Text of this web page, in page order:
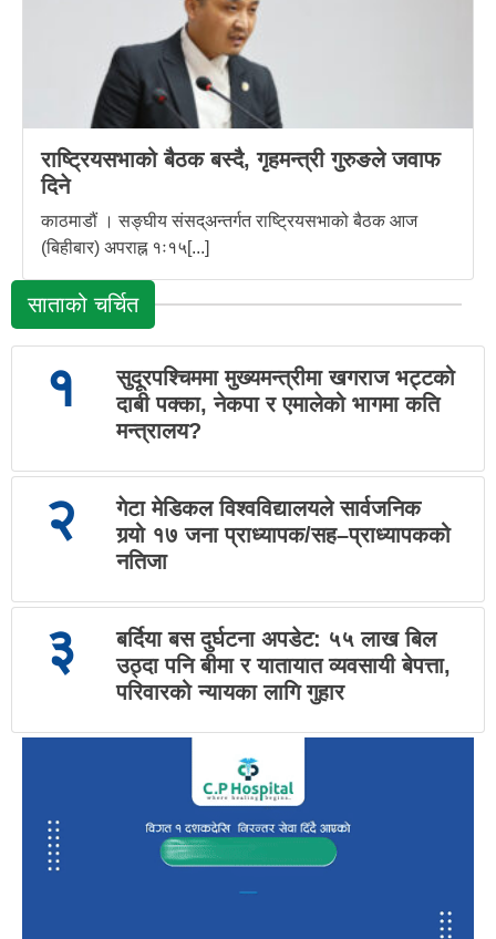
राष्ट्रियसभाको बैठक बस्दै, गृहमन्त्री गुरुङले जवाफ
दिने
काठमाडौं । सङ्घीय संसद्अन्तर्गत राष्ट्रियसभाको बैठक आज
(बिहीबार) अपराह्न १ः१५[...]
साताको चर्चित
१
सुदूरपश्चिममा मुख्यमन्त्रीमा खगराज भट्टको
दाबी पक्का, नेकपा र एमालेको भागमा कति
मन्त्रालय?
२
गेटा मेडिकल विश्वविद्यालयले सार्वजनिक
गर्‍यो १७ जना प्राध्यापक/सह–प्राध्यापकको
नतिजा
३
बर्दिया बस दुर्घटना अपडेट: ५५ लाख बिल
उठ्दा पनि बीमा र यातायात व्यवसायी बेपत्ता,
परिवारको न्यायका लागि गुहार